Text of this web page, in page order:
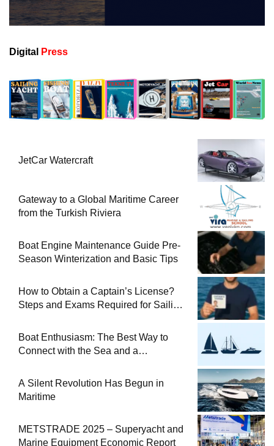
Digital Press
JetCar Watercraft
Gateway to a Global Maritime Career
from the Turkish Riviera
Boat Engine Maintenance Guide Pre-
Season Winterization and Basic Tips
How to Obtain a Captain’s License?
Steps and Exams Required for Sailing
Boat Enthusiasm: The Best Way to
Connect with the Sea and a
A Silent Revolution Has Begun in
Maritime
METSTRADE 2025 – Superyacht and
Marine Equipment Economic Report